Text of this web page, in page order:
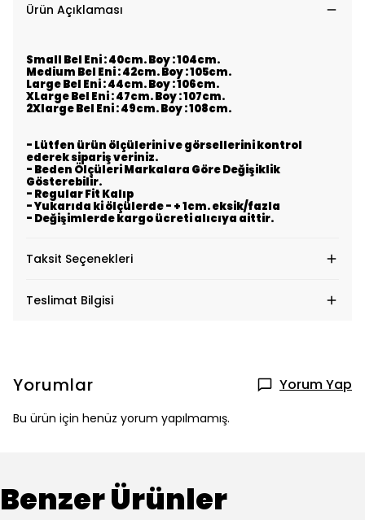
Ürün Açıklaması
Small Bel Eni : 40cm. Boy : 104cm.
Medium Bel Eni : 42cm. Boy : 105cm.
Large Bel Eni : 44cm. Boy : 106cm.
XLarge Bel Eni : 47cm. Boy : 107cm.
2Xlarge Bel Eni : 49cm. Boy : 108cm.
- Lütfen ürün ölçülerini ve görsellerini kontrol
ederek sipariş veriniz.
- Beden Ölçüleri Markalara Göre Değişiklik
Gösterebilir.
- Regular Fit Kalıp
- Yukarıda ki ölçülerde - + 1cm. eksik/fazla
- Değişimlerde kargo ücreti alıcıya aittir.
Taksit Seçenekleri
Teslimat Bilgisi
Yorumlar Yorum Yap
Bu ürün için henüz yorum yapılmamış.
Benzer Ürünler